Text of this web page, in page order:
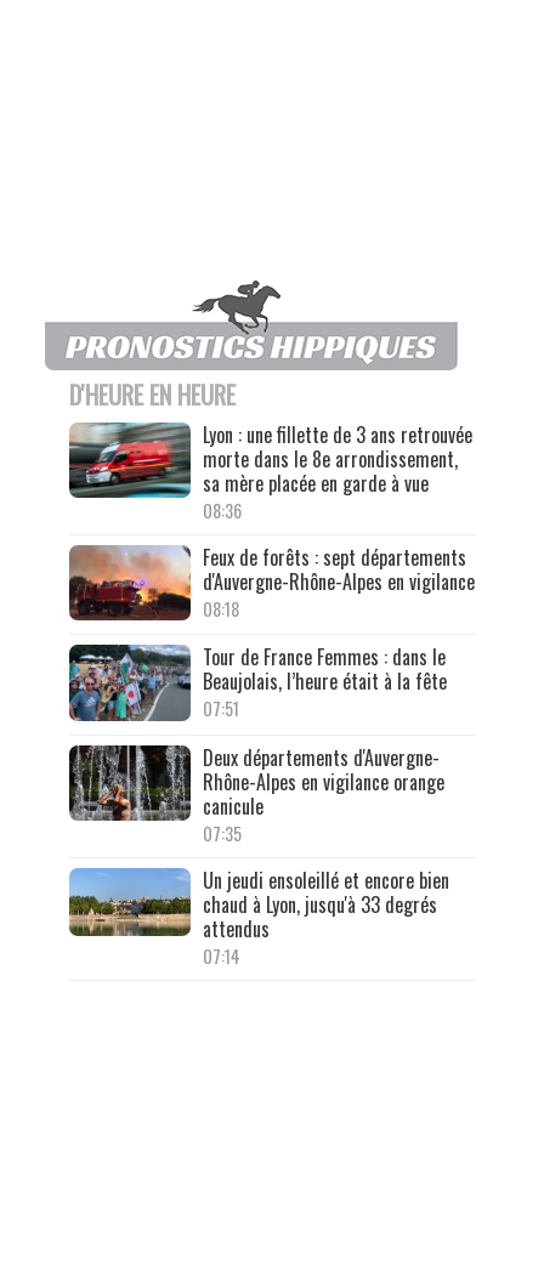
D'HEURE EN HEURE
Lyon : une fillette de 3 ans retrouvée
morte dans le 8e arrondissement,
sa mère placée en garde à vue
08:36
Feux de forêts : sept départements
d'Auvergne-Rhône-Alpes en vigilance
08:18
Tour de France Femmes : dans le
Beaujolais, l’heure était à la fête
07:51
Deux départements d'Auvergne-
Rhône-Alpes en vigilance orange
canicule
07:35
Un jeudi ensoleillé et encore bien
chaud à Lyon, jusqu'à 33 degrés
attendus
07:14